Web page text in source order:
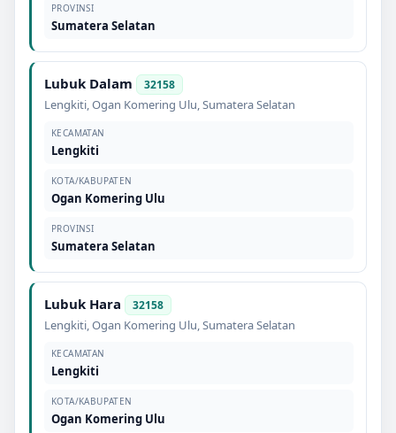
PROVINSI
Sumatera Selatan
Lubuk Dalam 32158
Lengkiti,Ogan Komering Ulu,Sumatera Selatan
KECAMATAN
Lengkiti
KOTA/KABUPATEN
Ogan Komering Ulu
PROVINSI
Sumatera Selatan
Lubuk Hara 32158
Lengkiti,Ogan Komering Ulu,Sumatera Selatan
KECAMATAN
Lengkiti
KOTA/KABUPATEN
Ogan Komering Ulu